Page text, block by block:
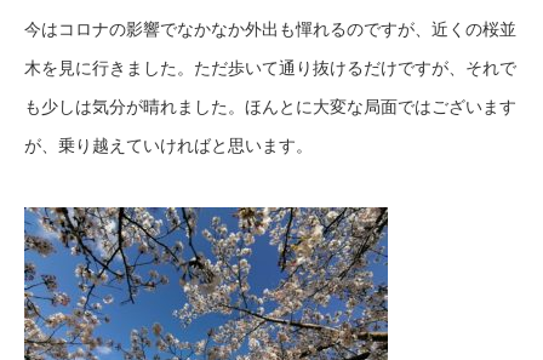
今はコロナの影響でなかなか外出も憚れるのですが、近くの桜並
木を見に行きました。ただ歩いて通り抜けるだけですが、それで
も少しは気分が晴れました。ほんとに大変な局面ではございます
が、乗り越えていければと思います。